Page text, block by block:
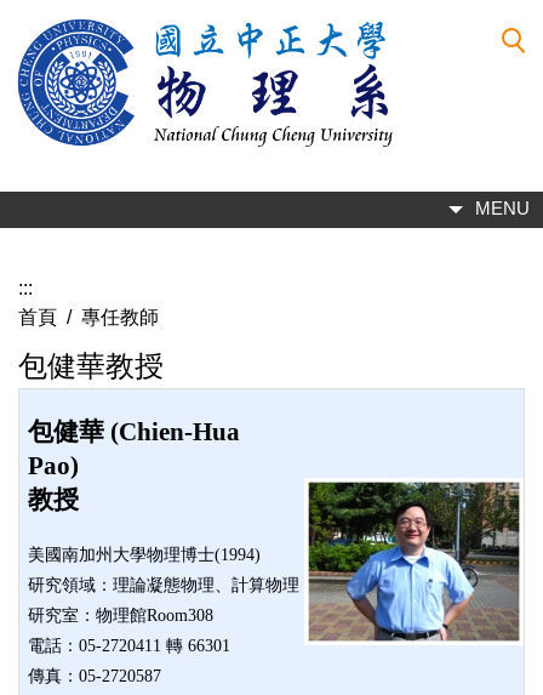
到
主
要
區
MENU
:::
首頁 / 專任教師
包健華教授
包健華 (Chien-Hua
Pao)
教授
美國南加州大學物理博士(1994)
研究領域：理論凝態物理、計算物理
研究室：物理館Room308
電話：05-2720411 轉 66301
傳真：05-2720587